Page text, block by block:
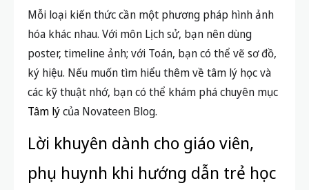
Mỗi loại kiến thức cần một phương pháp hình ảnh
hóa khác nhau. Với môn Lịch sử, bạn nên dùng
poster, timeline ảnh; với Toán, bạn có thể vẽ sơ đồ,
ký hiệu. Nếu muốn tìm hiểu thêm về tâm lý học và
các kỹ thuật nhớ, bạn có thể khám phá chuyên mục
Tâm lýcủa Novateen Blog.
Lời khuyên dành cho giáo viên,
phụ huynh khi hướng dẫn trẻ học